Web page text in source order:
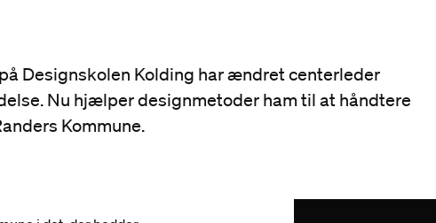
Designskolen Kolding har ændret centerleder
Nu hjælper designmetoder ham til at håndtere
Kommune.